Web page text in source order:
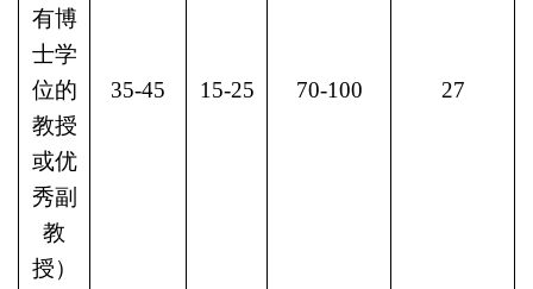
有博
士学
位的
教授
或优
秀副
教
授）
35-45 15-25 70-100 27